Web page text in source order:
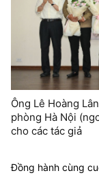
Ông Lê Hoàng
phòng Hà Nội
cho các tác giả
Đồng hành cùng